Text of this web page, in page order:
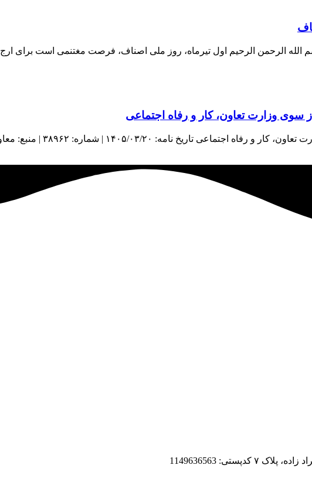
الله الرحمن الرحیم اول تیرماه، روز ملی اصناف، فرصت مغتنمی است برای ارج
سوی وزارت تعاون، کار و رفاه اجتماعی
تاریخ نامه: ۱۴۰۵/۰۳/۲۰ | شماره: ۳۸۹۶۲ | منبع: معاونت
1149636563